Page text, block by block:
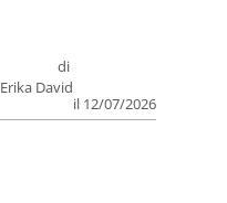
di
Erika David
il 12/07/2026